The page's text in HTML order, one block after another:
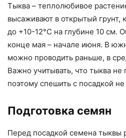
Тыква – теплолюбивое
высаживают в открытый грунт,
до +10-12°C на глубине 10 см.
конце мая – начале июня. В
можно проводить раньше, в
Важно учитывать, что тыква не
поэтому спешить с посадкой не
Подготовка семян
Перед посадкой семена тыквы